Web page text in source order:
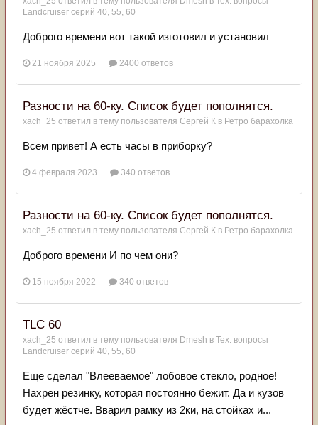
Landcruiser серий 40, 55, 60
Доброго времени вот такой изготовил и установил
21 ноября 2025 2400 ответов
Разности на 60-ку. Список будет пополнятся.
xach_25 ответил в тему пользователя Сергей К в Ретро барахолка
Всем привет! А есть часы в приборку?
4 февраля 2023 340 ответов
Разности на 60-ку. Список будет пополнятся.
xach_25 ответил в тему пользователя Сергей К в Ретро барахолка
Доброго времени И по чем они?
15 ноября 2022 340 ответов
TLC 60
xach_25 ответил в тему пользователя Dmesh в Тех. вопросы
Landcruiser серий 40, 55, 60
Еще сделал "Влееваемое" лобовое стекло, родное!
Нахрен резинку, которая постоянно бежит. Да и кузов
будет жёстче. Вварил рамку из 2ки, на стойках и...